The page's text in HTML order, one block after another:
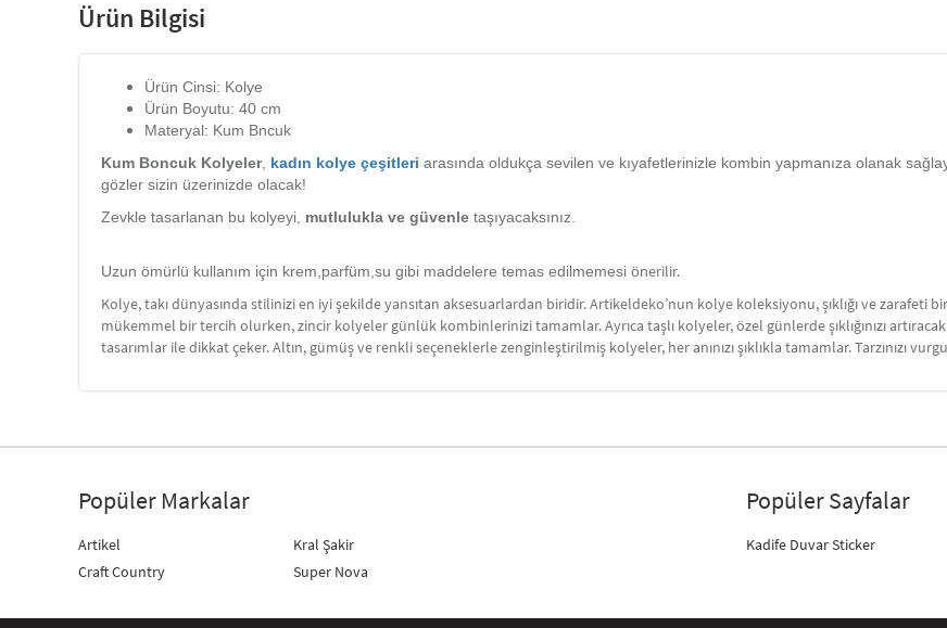
Ürün Bilgisi
Ürün Cinsi: Kolye
Ürün Boyutu: 40 cm
Materyal: Kum Bncuk
Kum Boncuk Kolyeler, kadın kolye çeşitleri arasında oldukça sevilen ve kıyafetlerinizle kombin yapmanıza olanak
gözler sizin üzerinizde olacak!
Zevkle tasarlanan bu kolyeyi, mutlulukla ve güvenle taşıyacaksınız.
Uzun ömürlü kullanım için krem,parfüm,su gibi maddelere temas edilmemesi önerilir.
Kolye, takı dünyasında stilinizi en iyi şekilde yansıtan aksesuarlardan biridir. Artikeldeko’nun kolye koleksiyonu, şıklığı ve
mükemmel bir tercih olurken, zincir kolyeler günlük kombinlerinizi tamamlar. Ayrıca taşlı kolyeler, özel günlerde şıklığınızı
tasarımlar ile dikkat çeker. Altın, gümüş ve renkli seçeneklerle zenginleştirilmiş kolyeler, her anınızı şıklıkla tamamlar. Tarzınızı
Popüler Markalar
Artikel
Craft Country
Kral Şakir
Super Nova
Popüler Sayfalar
Kadife Duvar Sticker